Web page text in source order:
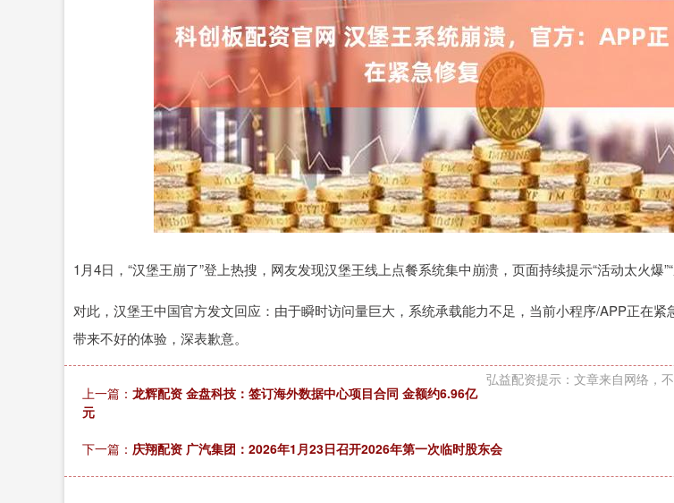
1月4日，“汉堡王崩了”登上热搜，网友发现汉堡王线上点餐系统集中崩溃，页面持续提示“活动太火爆”“
对此，汉堡王中国官方发文回应：由于瞬时访问量巨大，系统承载能力不足，当前小程序/APP正在紧
带来不好的体验，深表歉意。
弘益配资提示：文章来自网络，不
上一篇： 龙辉配资 金盘科技：签订海外数据中心项目合同 金额约6.96亿
元
下一篇： 庆翔配资 广汽集团：2026年1月23日召开2026年第一次临时股东会